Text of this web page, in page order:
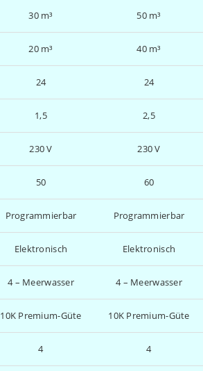
30 m³ 50 m³
20 m³ 40 m³
24 24
1,5 2,5
230 V 230 V
50 60
Programmierbar Programmierbar
Elektronisch Elektronisch
4 – Meerwasser 4 – Meerwasser
10K Premium-Güte 10K Premium-Güte
4 4